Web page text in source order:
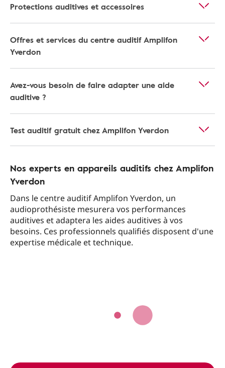
Protections auditives et accessoires
Offres et services du centre auditif Amplifon
Yverdon
Avez-vous besoin de faire adapter une aide
auditive ?
Test auditif gratuit chez Amplifon Yverdon
Nos experts en appareils auditifs chez Amplifon
Yverdon
Dans le centre auditif Amplifon Yverdon, un
audioprothésiste mesurera vos performances
auditives et adaptera les aides auditives à vos
besoins. Ces professionnels qualifiés disposent d'une
expertise médicale et technique.